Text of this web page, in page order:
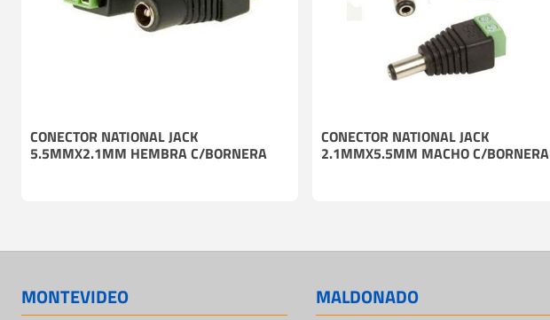
CONECTOR NATIONAL JACK
5.5MMX2.1MM HEMBRA C/BORNERA
CONECTOR NATIONAL JACK
2.1MMX5.5MM MACHO C/BORNERA
MONTEVIDEO MALDONADO